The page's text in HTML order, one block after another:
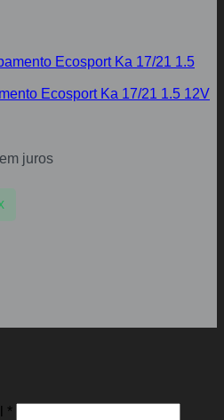
Ecosport Ka 17/21 1.5 12V
juros
*Obrigatório